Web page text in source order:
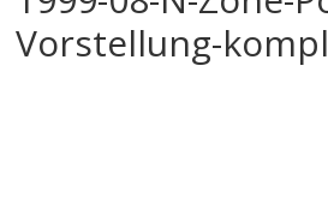
Vorstellung-